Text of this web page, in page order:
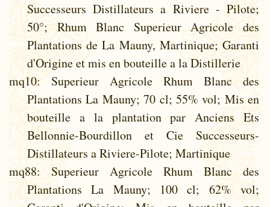
Successeurs Distillateurs a Riviere - Pilote;
50°; Rhum Blanc Superieur Agricole des
Plantations de La Mauny, Martinique; Garanti
d'Origine et mis en bouteille a la Distillerie
mq10: Superieur Agricole Rhum Blanc des
Plantations La Mauny; 70 cl; 55% vol; Mis en
bouteille a la plantation par Anciens Ets
Bellonnie-Bourdillon et Cie Successeurs-
Distillateurs a Riviere-Pilote; Martinique
mq88: Superieur Agricole Rhum Blanc des
Plantations La Mauny; 100 cl; 62% vol;